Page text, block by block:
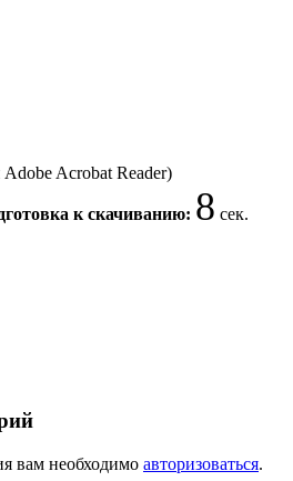
Acrobat Reader)
к скачиванию: 7 сек.
вам необходимо авторизоваться.